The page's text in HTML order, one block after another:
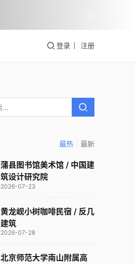
登录 注册
最热 最新
蒲县图书馆美术馆 / 中国建
筑设计研究院
2026-07-23
黄龙岘小树咖啡民宿 / 反几
建筑
2026-07-28
北京师范大学南山附属高